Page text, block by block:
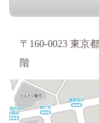
〒160-0023 東京
階